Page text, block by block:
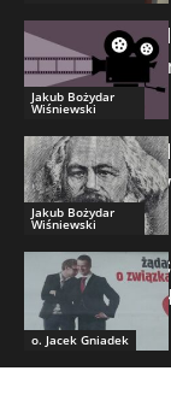
Jakub Bożydar
Wiśniewski
Jakub Bożydar
Wiśniewski
o. Jacek Gniadek